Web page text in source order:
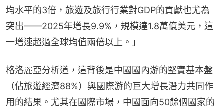
均水平的3倍，旅遊及旅行行業對GDP的貢獻也尤為
突出——2025年增長9.9%，規模達1.8萬億美元，這
一增速超過全球均值兩倍以上。」
格洛麗亞分析道，這背後是中國國內游的堅實基本盤
（佔旅遊經濟88%）與國際游的巨大增長潛力共同作
用的結果。尤其在國際市場，中國面向50餘個國家的